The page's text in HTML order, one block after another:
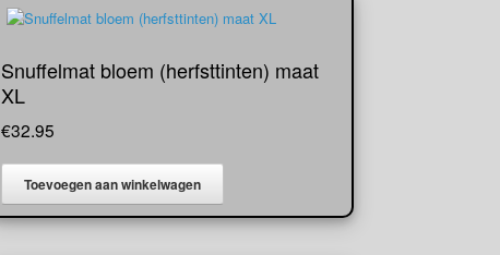
Snuffelmat bloem (herfsttinten) maat
XL
€32.95
Toevoegen aan winkelwagen